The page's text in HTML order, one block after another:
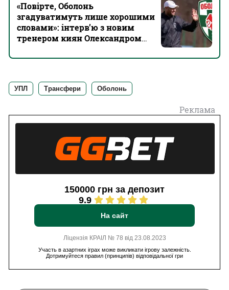
«Повірте, Оболонь
згадуватимуть лише хорошими
словами»: інтерв’ю з новим
тренером киян Олександром
УПЛ Трансфери Оболонь
Реклама
150000 грн за депозит
9.9
На сайт
Ліцензія КРАІЛ № 78 від 23.08.2023
Участь в азартних іграх може викликати ігрову залежність.
Дотримуйтеся правил (принципів) відповідальної гри